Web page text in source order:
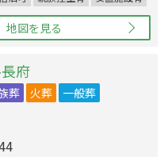
地図を見る
府
葬 火葬
一般葬